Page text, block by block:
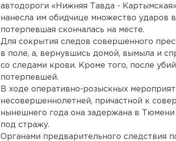
автодороги «Нижняя Тавда -
нанесла им обидчице множество ударов
потерпевшая скончалась на месте.
Для сокрытия следов совершенного
в поле, а, вернувшись домой, вымыла и
со следами крови. Кроме того, после
потерпевшей.
В ходе оперативно-розыскных
несовершеннолетней, причастной к
нынешнего года она задержана в
под стражу.
Органами предварительного следствия